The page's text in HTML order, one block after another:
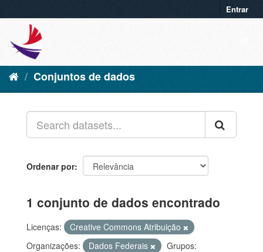
Entrar
Conjuntos de dados
Ordenar por
1 conjunto de dados encontrado
Licenças:
Creative Commons Atribuição
Organizações:
Dados Federais
Grupos: